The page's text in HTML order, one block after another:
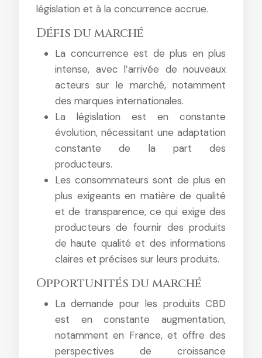
législation et à la concurrence accrue.
Défis du marché
La concurrence est de plus en plus
intense, avec l’arrivée de nouveaux
acteurs sur le marché, notamment
des marques internationales.
La législation est en constante
évolution, nécessitant une adaptation
constante de la part des
producteurs.
Les consommateurs sont de plus en
plus exigeants en matière de qualité
et de transparence, ce qui exige des
producteurs de fournir des produits
de haute qualité et des informations
claires et précises sur leurs produits.
Opportunités du marché
La demande pour les produits CBD
est en constante augmentation,
notamment en France, et offre des
perspectives de croissance